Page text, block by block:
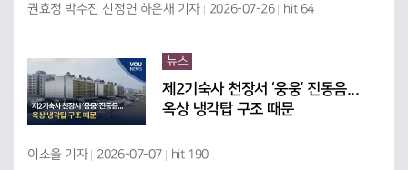
권효정 박수진 신정연 하은채 기자 2026-07-26 hit 64
뉴스
제2기숙사 천장서 ‘웅웅’ 진동음...
옥상 냉각탑 구조 때문
이소울 기자 2026-07-07
hit 190